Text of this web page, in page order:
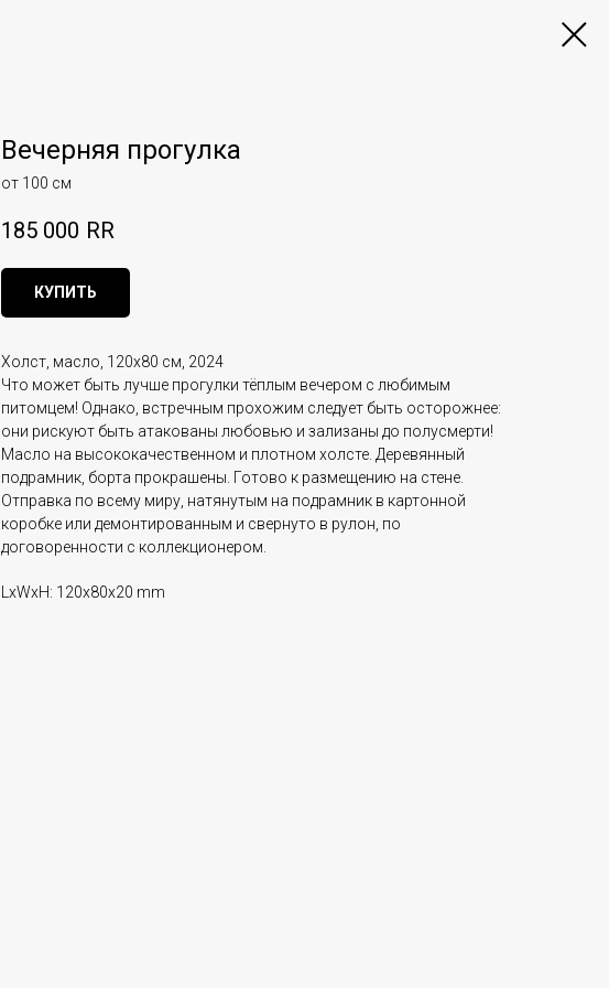
Вечерняя прогулка
от 100 см
185 000 RR
КУПИТЬ
Холст, масло, 120х80 см, 2024
Что может быть лучше прогулки тёплым вечером с любимым
питомцем! Однако, встречным прохожим следует быть осторожнее:
они рискуют быть атакованы любовью и зализаны до полусмерти!
Масло на высококачественном и плотном холсте. Деревянный
подрамник, борта прокрашены. Готово к размещению на стене.
Отправка по всему миру, натянутым на подрамник в картонной
коробке или демонтированным и свернуто в рулон, по
договоренности с коллекционером.
LxWxH: 120x80x20 mm